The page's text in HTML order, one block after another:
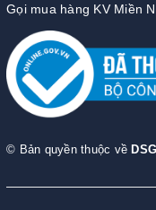
Gọi mua hàng KV Miền
© Bản quyền thuộc về